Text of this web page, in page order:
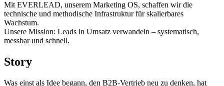
Mit EVERLEAD, unserem Marketing OS, schaffen wir die
technische und methodische Infrastruktur für skalierbares
Wachstum.
Unsere Mission: Leads in Umsatz verwandeln – systematisch,
messbar und schnell.
Story
Was einst als Idee begann, den B2B‑Vertrieb neu zu denken, hat